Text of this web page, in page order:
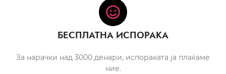
БЕСПЛАТНА ИСПОРАКА
За нарачки над 3000 денари, испораката ја плаќаме
ние.